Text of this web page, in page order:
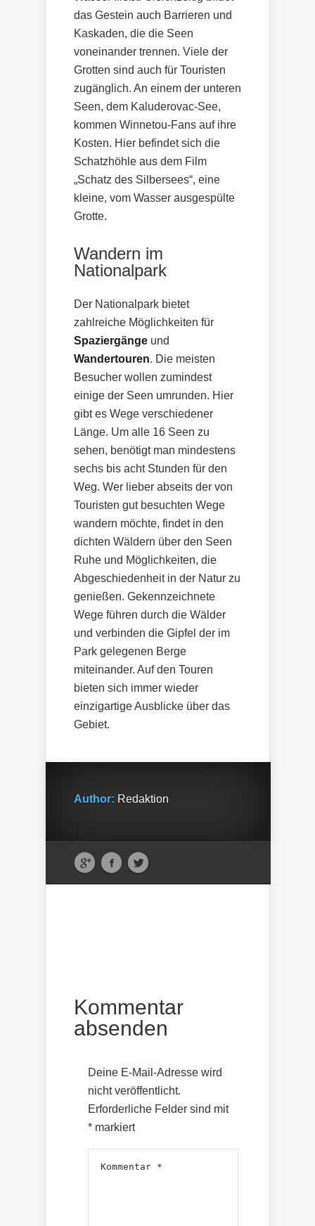
das Gestein auch Barrieren und
Kaskaden, die die Seen
voneinander trennen. Viele der
Grotten sind auch für Touristen
zugänglich. An einem der unteren
Seen, dem Kaluderovac-See,
kommen Winnetou-Fans auf ihre
Kosten. Hier befindet sich die
Schatzhöhle aus dem Film
„Schatz des Silbersees“, eine
kleine, vom Wasser ausgespülte
Grotte.
Wandern im
Nationalpark
Der Nationalpark bietet
zahlreiche Möglichkeiten für
Spaziergänge und
Wandertouren. Die meisten
Besucher wollen zumindest
einige der Seen umrunden. Hier
gibt es Wege verschiedener
Länge. Um alle 16 Seen zu
sehen, benötigt man mindestens
sechs bis acht Stunden für den
Weg. Wer lieber abseits der von
Touristen gut besuchten Wege
wandern möchte, findet in den
dichten Wäldern über den Seen
Ruhe und Möglichkeiten, die
Abgeschiedenheit in der Natur zu
genießen. Gekennzeichnete
Wege führen durch die Wälder
und verbinden die Gipfel der im
Park gelegenen Berge
miteinander. Auf den Touren
bieten sich immer wieder
einzigartige Ausblicke über das
Gebiet.
Author: Redaktion
Kommentar
absenden
Deine E-Mail-Adresse wird
nicht veröffentlicht.
Erforderliche Felder sind mit
* markiert